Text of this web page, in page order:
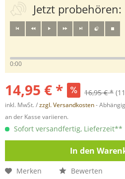
Jetzt probehören:
0:00
14,95 € * 16,95 € *
inkl. MwSt. /zzgl. Versandkosten-
an der Kasse variieren.
Sofort versandfertig, Lieferzeit**
In den
Merken Bewerten